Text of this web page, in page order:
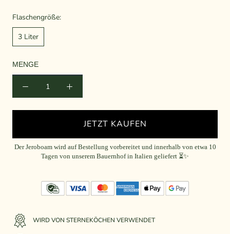
Flaschengröße:
3 Liter
MENGE
JETZT KAUFEN
Der Jeroboam wird auf Bestellung vorbereitet und innerhalb von etwa 10
Tagen von unserem Bauernhof in Italien geliefert ⏳✨
WIRD VON STERNEKÖCHEN VERWENDET